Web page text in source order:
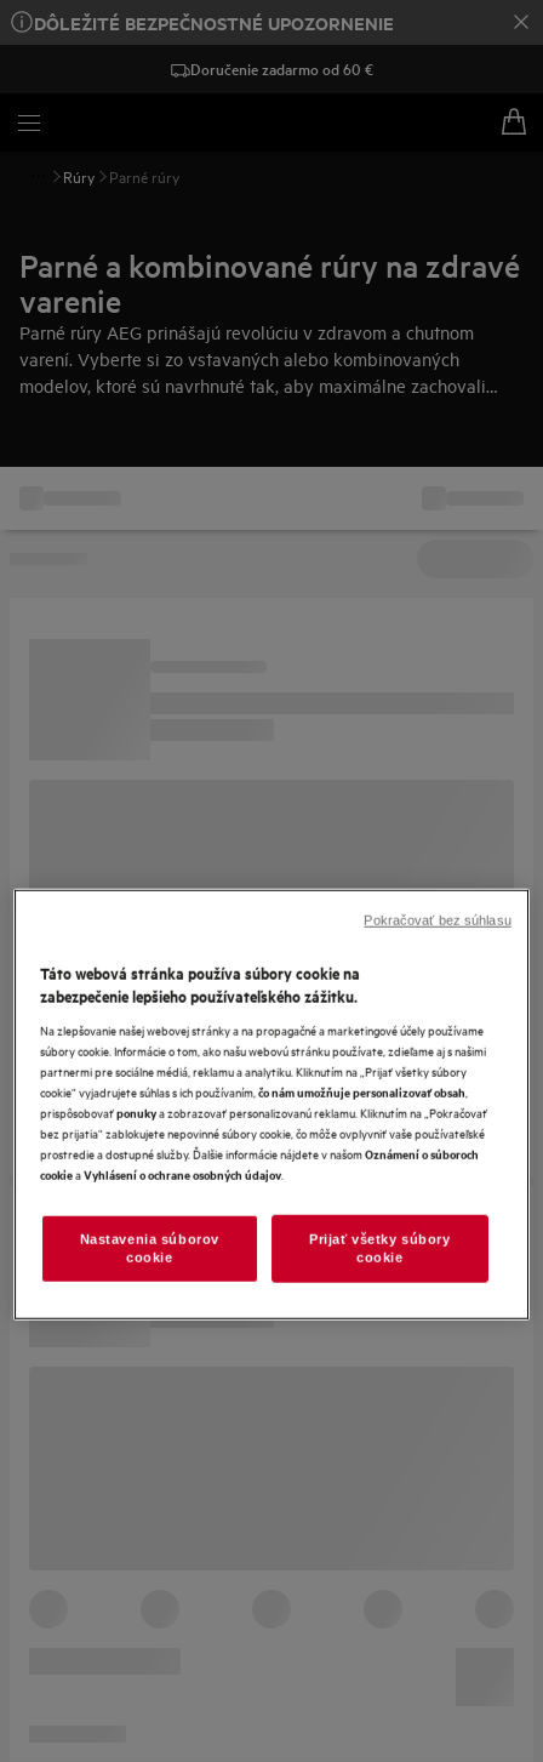
DÔLEŽITÉ BEZPEČNOSTNÉ UPOZORNENIE
Doručenie zadarmo od 60 €
Rúry Parné rúry
Parné a kombinované rúry na zdravé
varenie
Parné rúry AEG prinášajú revolúciu v zdravom a chutnom
varení. Vyberte si zo vstavaných alebo kombinovaných
modelov, ktoré sú navrhnuté tak, aby maximálne zachovali
Táto webová stránka používa súbory cookie na
zabezpečenie lepšieho používateľského zážitku.
Na zlepšovanie našej webovej stránky a na propagačné a marketingové účely používame
súbory cookie. Informácie o tom, ako našu webovú stránku používate, zdieľame aj s našimi
partnermi pre sociálne médiá, reklamu a analytiku. Kliknutím na „Prijať všetky súbory
cookie“ vyjadrujete súhlas s ich používaním,čo nám umožňuje personalizovať obsah,
prispôsobovaťponukya zobrazovať personalizovanú reklamu. Kliknutím na „Pokračovať
bez prijatia“ zablokujete nepovinné súbory cookie, čo môže ovplyvniť vaše používateľské
prostredie a dostupné služby. Ďalšie informácie nájdete v našomOznámení o súboroch
cookieaVyhlásení o ochrane osobných údajov.
Nastavenia súborov
cookie
Prijať všetky súbory
cookie
Pokračovať bez súhlasu